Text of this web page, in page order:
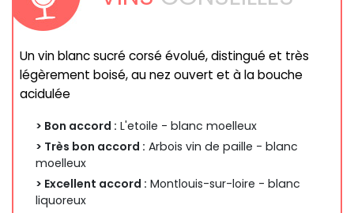
Un vin blanc sucré corsé évolué, distingué et très
légèrement boisé, au nez ouvert et à la bouche
acidulée
> Bon accord : L'etoile - blanc moelleux
> Très bon accord : Arbois vin de paille - blanc
moelleux
> Excellent accord : Montlouis-sur-loire - blanc
liquoreux